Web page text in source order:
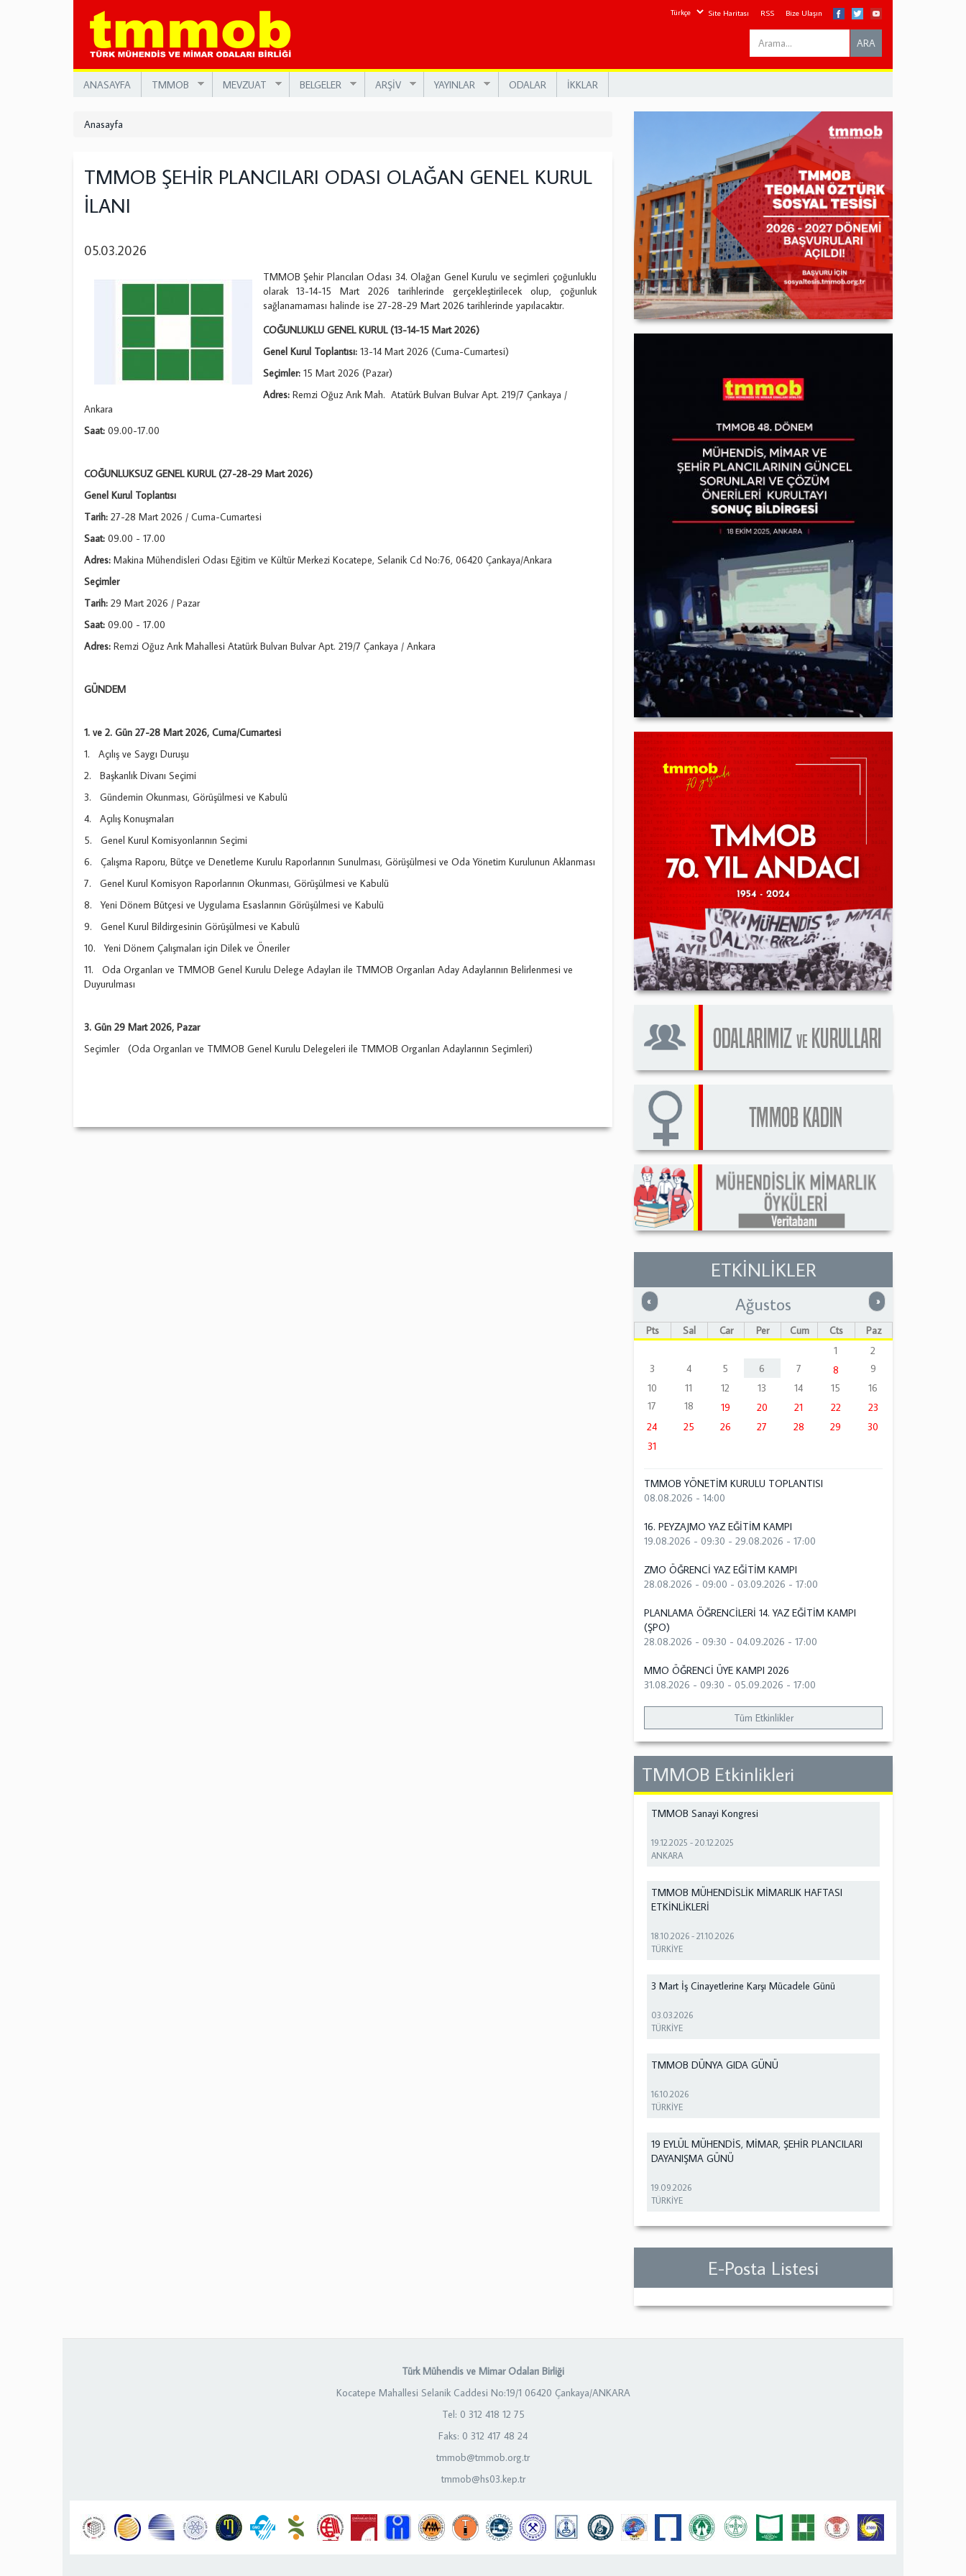
Site Haritası RSS Bize Ulaşın
Search
this
ARA
ANASAYFA TMMOB MEVZUAT BELGELER ARŞİV YAYINLAR ODALAR İKKLAR
Anasayfa
TMMOB ŞEHİR PLANCILARI ODASI OLAĞAN GENEL KURUL
İLANI
05.03.2026
TMMOB Şehir Plancıları Odası 34. Olağan Genel Kurulu ve seçimleri çoğunluklu
olarak 13-14-15 Mart 2026 tarihlerinde gerçekleştirilecek olup, çoğunluk
sağlanamaması halinde ise 27-28-29 Mart 2026 tarihlerinde yapılacaktır.
ÇOĞUNLUKLU GENEL KURUL (13-14-15 Mart 2026)
Genel Kurul Toplantısı: 13-14 Mart 2026 (Cuma-Cumartesi)
Seçimler: 15 Mart 2026 (Pazar)
Adres: Remzi Oğuz Arık Mah. Atatürk Bulvarı Bulvar Apt. 219/7 Çankaya /
Ankara
Saat: 09.00-17.00
ÇOĞUNLUKSUZ GENEL KURUL (27-28-29 Mart 2026)
Genel Kurul Toplantısı
Tarih: 27-28 Mart 2026 / Cuma-Cumartesi
Saat: 09.00 - 17.00
Adres: Makina Mühendisleri Odası Eğitim ve Kültür Merkezi Kocatepe, Selanik Cd No:76, 06420 Çankaya/Ankara
Seçimler
Tarih: 29 Mart 2026 / Pazar
Saat: 09.00 - 17.00
Adres: Remzi Oğuz Arık Mahallesi Atatürk Bulvarı Bulvar Apt. 219/7 Çankaya / Ankara
GÜNDEM
1. ve 2. Gün 27-28 Mart 2026, Cuma/Cumartesi
1. Açılış ve Saygı Duruşu
2. Başkanlık Divanı Seçimi
3. Gündemin Okunması, Görüşülmesi ve Kabulü
4. Açılış Konuşmaları
5. Genel Kurul Komisyonlarının Seçimi
6. Çalışma Raporu, Bütçe ve Denetleme Kurulu Raporlarının Sunulması, Görüşülmesi ve Oda Yönetim Kurulunun Aklanması
7. Genel Kurul Komisyon Raporlarının Okunması, Görüşülmesi ve Kabulü
8. Yeni Dönem Bütçesi ve Uygulama Esaslarının Görüşülmesi ve Kabulü
9. Genel Kurul Bildirgesinin Görüşülmesi ve Kabulü
10. Yeni Dönem Çalışmaları için Dilek ve Öneriler
11. Oda Organları ve TMMOB Genel Kurulu Delege Adayları ile TMMOB Organları Aday Adaylarının Belirlenmesi ve
Duyurulması
3. Gün 29 Mart 2026, Pazar
Seçimler (Oda Organları ve TMMOB Genel Kurulu Delegeleri ile TMMOB Organları Adaylarının Seçimleri)
ETKİNLİKLER
« Önceki »Sonraki
Ağustos
Pts Sal Çar Per Cum Cts
Paz
1
2
3
4 5 6 7 8
9
10
11 12 13 14 15
16
17
18 19 20 21 22
23
24
25 26 27 28 29
30
31
TMMOB YÖNETİM KURULU TOPLANTISI
08.08.2026 - 14:00
16. PEYZAJMO YAZ EĞİTİM KAMPI
19.08.2026 - 09:30 -29.08.2026 - 17:00
ZMO ÖĞRENCİ YAZ EĞİTİM KAMPI
28.08.2026 - 09:00 -03.09.2026 - 17:00
PLANLAMA ÖĞRENCİLERİ 14. YAZ EĞİTİM KAMPI
(ŞPO)
28.08.2026 - 09:30 -04.09.2026 - 17:00
MMO ÖĞRENCİ ÜYE KAMPI 2026
31.08.2026 - 09:30 -05.09.2026 - 17:00
Tüm Etkinlikler
TMMOB Etkinlikleri
TMMOB Sanayi Kongresi
19.12.2025 -20.12.2025
ANKARA
TMMOB MÜHENDİSLİK MİMARLIK HAFTASI
ETKİNLİKLERİ
18.10.2026 -21.10.2026
TÜRKİYE
3 Mart İş Cinayetlerine Karşı Mücadele Günü
03.03.2026
TÜRKİYE
TMMOB DÜNYA GIDA GÜNÜ
16.10.2026
TÜRKİYE
19 EYLÜL MÜHENDİS, MİMAR, ŞEHİR PLANCILARI
DAYANIŞMA GÜNÜ
19.09.2026
TÜRKİYE
E-Posta Listesi
Türk Mühendis ve Mimar Odaları Birliği
Kocatepe Mahallesi Selanik Caddesi No:19/1 06420 Çankaya/ANKARA
Tel: 0 312 418 12 75
Faks: 0 312 417 48 24
tmmob@tmmob.org.tr
tmmob@hs03.kep.tr